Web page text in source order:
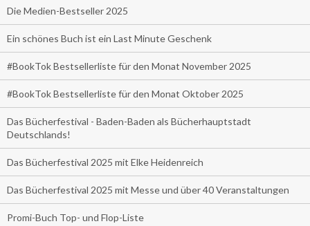
Die Medien-Bestseller 2025
Ein schönes Buch ist ein Last Minute Geschenk
#BookTok Bestsellerliste für den Monat November 2025
#BookTok Bestsellerliste für den Monat Oktober 2025
Das Bücherfestival - Baden-Baden als Bücherhauptstadt
Deutschlands!
Das Bücherfestival 2025 mit Elke Heidenreich
Das Bücherfestival 2025 mit Messe und über 40 Veranstaltungen
Promi-Buch Top- und Flop-Liste